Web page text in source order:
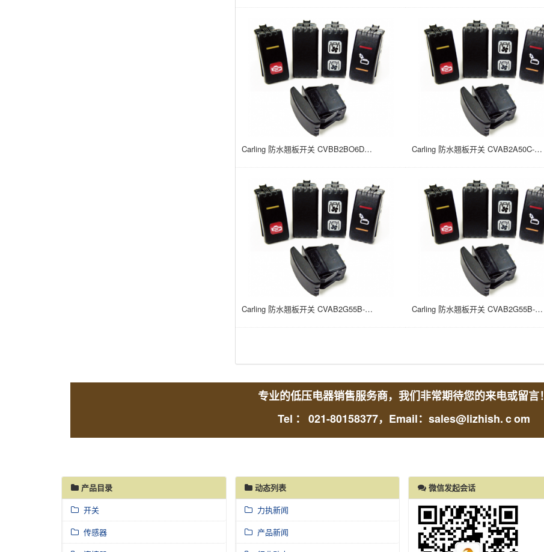
Carling 防水翘板开关 CVBB2BO6D-A0T14-1UC 15A/24V 面板安装 (ON) NONE OFF 21*37 Carling 防水翘板开关 CVAB2A50C-00000-000 15A/24V 面板安装 ON NONE OFF 21*37
Carling 防水翘板开关 CVAB2G55B-A98MP-300 15A/24V 面板安装 ON NONE OFF 21*37 Carling 防水翘板开关 CVAB2G55B-A98MR-300 15A/24V 面板安装 ON NONE OFF 21*37
专业的低压电器销售服务商，我们非常期待您的来电或留言！
Tel ： 021-80158377，Email：sales@lizhish.com
产品目录
开关
传感器
动态列表
力执新闻
产品新闻
微信发起会话